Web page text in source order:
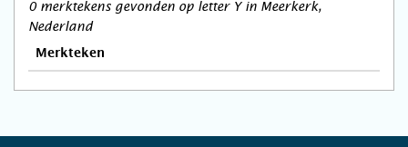
0 merktekens gevonden op letter Y in Meerkerk,
Nederland
Merkteken